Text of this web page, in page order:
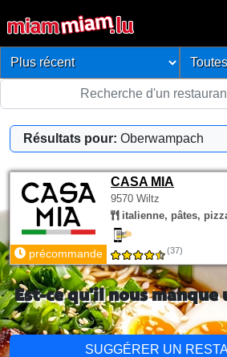
Résultats pour: Oberwampach
CASA MIA
9570 Wiltz
italienne, pâtes,
précommande (37)
Est-ce qu'il nous manque
SUGGÉRER UN